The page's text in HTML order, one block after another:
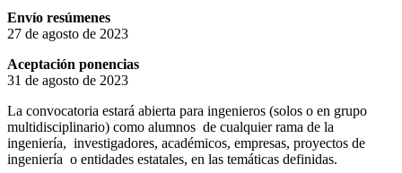
Envío resúmenes
27 de agosto de 2023
Aceptación ponencias
31 de agosto de 2023
La convocatoria estará abierta para ingenieros (solos o en grupo
multidisciplinario) como alumnos de cualquier rama de la
ingeniería, investigadores, académicos, empresas, proyectos de
ingeniería o entidades estatales, en las temáticas definidas.